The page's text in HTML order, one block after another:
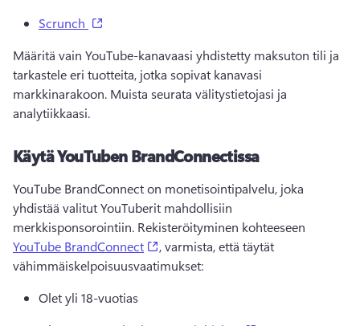
Scrunch
Määritä vain YouTube-kanavaasi yhdistetty maksuton tili ja
tarkastele eri tuotteita, jotka sopivat kanavasi
markkinarakoon. Muista seurata välitystietojasi ja
analytiikkaasi.
Käytä YouTuben BrandConnectissa
YouTube BrandConnect on monetisointipalvelu, joka
yhdistää valitut YouTuberit mahdollisiin
merkkisponsorointiin. Rekisteröityminen kohteeseen
YouTube BrandConnect
(opens in a new tab)
, varmista, että täytät
vähimmäiskelpoisuusvaatimukset:
Olet yli 18-vuotias